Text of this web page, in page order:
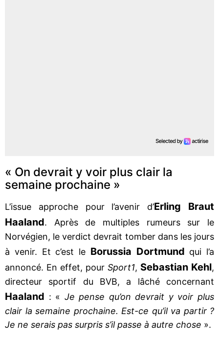
« On devrait y voir plus clair la
semaine prochaine »
L’issue approche pour l’avenir d’Erling Braut
Haaland. Après de multiples rumeurs sur le
Norvégien, le verdict devrait tomber dans les jours
à venir. Et c’est le Borussia Dortmund qui l’a
annoncé. En effet, pour Sport1, Sebastian Kehl,
directeur sportif du BVB, a lâché concernant
Haaland : « Je pense qu’on devrait y voir plus
clair la semaine prochaine. Est-ce qu’il va partir ?
Je ne serais pas surpris s’il passe à autre chose ».